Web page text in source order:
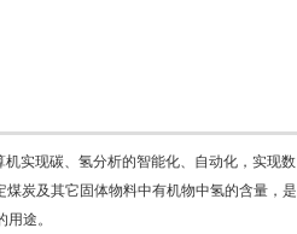
实现碳、氢分析的智能化、自动化，实现数
炭及其它固体物料中有机物中氢的含量，是
途。